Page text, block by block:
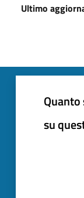
Ultimo
su